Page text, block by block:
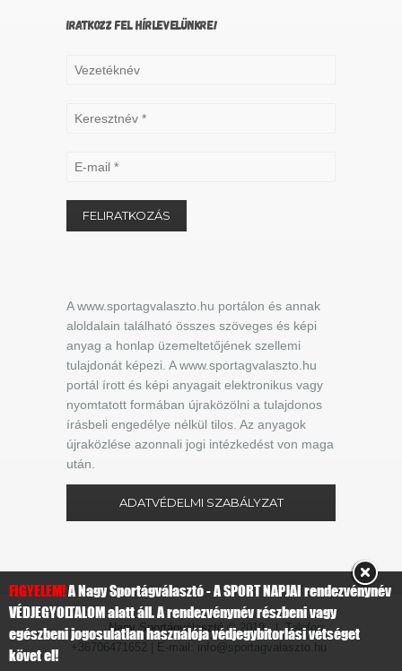
IRATKOZZ FEL HÍRLEVELÜNKRE!
A www.sportagvalaszto.hu portálon és annak
aloldalain található összes szöveges és képi
anyag a honlap üzemeltetőjének szellemi
tulajdonát képezi. A www.sportagvalaszto.hu
portál írott és képi anyagait elektronikus vagy
nyomtatott formában újraközölni a tulajdonos
írásbeli engedélye nélkül tilos. Az anyagok
újraközlése azonnali jogi intézkedést von maga
után.
ADATVÉDELMI SZABÁLYZAT
Nagy Sportágválasztó© 2019 | Telefon:
+36706471652 | E-mail: info@sportagvalaszto.hu
FIGYELEM!A Nagy Sportágválasztó - A SPORT NAPJAI rendezvénynév
VÉDJEGYOLTALOM alatt áll. A rendezvénynév részbeni vagy
egészbeni jogosulatlan használója védjegybitorlási vétséget
követ el!